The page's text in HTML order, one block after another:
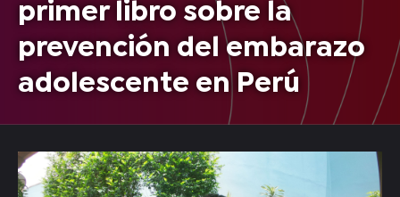
primer libro sobre la
prevención del embarazo
adolescente en Perú